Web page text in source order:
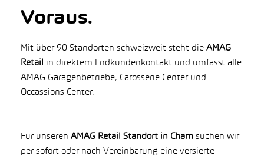
Voraus.
Mit über 90 Standorten schweizweit steht die AMAG
Retail in direktem Endkundenkontakt und umfasst alle
AMAG Garagenbetriebe, Carosserie Center und
Occassions Center.
Für unseren AMAG Retail Standort in Cham suchen wir
per sofort oder nach Vereinbarung eine versierte